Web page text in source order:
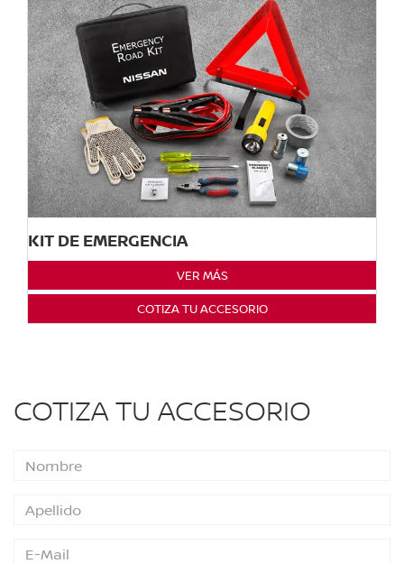
KIT DE EMERGENCIA
VER MÁS
COTIZA TU ACCESORIO
COTIZA TU ACCESORIO